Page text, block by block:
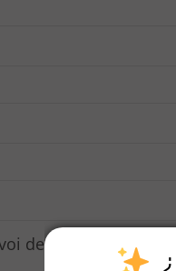
de publicité, cochez